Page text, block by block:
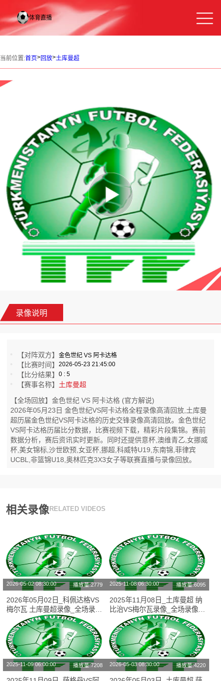
当前位置:首页>回放>土库曼超
录像说明
【对阵双方】金色世纪 VS 阿卡达格
【比赛时间】2026-05-23 21:45:00
【比分结果】0 : 5
【赛事名称】 土库曼超
【全场回放】金色世纪 VS 阿卡达格 (官方解说)
2026年05月23日 金色世纪VS阿卡达格全程录像高清回放,土库曼
超历届金色世纪VS阿卡达格的历史交锋录像高清回放。金色世纪
VS阿卡达格历届比分数据，比赛视频下载，精彩片段集锦。赛前
数据分析，赛后资讯实时更新。同时还提供意杯,澳维青乙,女挪威
杯,美女锦标,沙世欧预,女亚杯,挪超,科威特U19,东南锦,菲律宾
UCBL,非篮锦U18,奥林匹克3X3女子等联赛直播与录像回放。
相关录像 RELATED VIDEOS
2026-05-02 08:30:00 播放量:2779
2026年05月02日_科佩达格VS
梅尔瓦 土库曼超录像_全场录像
【全场回放】
2025-11-08 06:30:00 播放量:6095
2025年11月08日_土库曼超 纳
比治VS梅尔瓦录像_全场录像
【高清回放】
2025-11-09 06:00:00 播放量:7208 2026-05-03 08:30:00 播放量:4220